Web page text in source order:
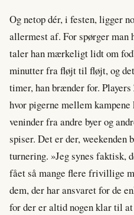
Og netop dér, i festen, ligger
allermest af. For spørger man
taler han mærkeligt lidt om
minutter fra fløjt til fløjt, og
timer, han brænder for.
hvor pigerne mellem kampene
veninder fra andre byer og
spiser. Det er der, weekenden
turnering. »Jeg synes faktisk,
fået så mange flere frivillige
dem, der har ansvaret for de
for der er altid nogen klar til